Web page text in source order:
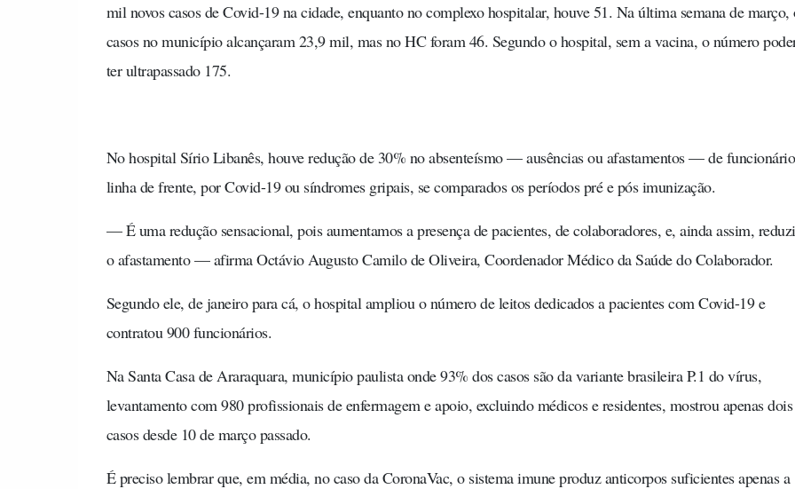
mil novos casos de Covid-19 na cidade, enquanto no complexo hospitalar, houve 51. Na última semana de março,
casos no município alcançaram 23,9 mil, mas no HC foram 46. Segundo o hospital, sem a vacina, o número
ter ultrapassado 175.
No hospital Sírio Libanês, houve redução de 30% no absenteísmo — ausências ou afastamentos — de
linha de frente, por Covid-19 ou síndromes gripais, se comparados os períodos pré e pós imunização.
— É uma redução sensacional, pois aumentamos a presença de pacientes, de colaboradores, e, ainda assim,
o afastamento — afirma Octávio Augusto Camilo de Oliveira, Coordenador Médico da Saúde do Colaborador.
Segundo ele, de janeiro para cá, o hospital ampliou o número de leitos dedicados a pacientes com Covid-19 e
contratou 900 funcionários.
Na Santa Casa de Araraquara, município paulista onde 93% dos casos são da variante brasileira P.1 do vírus,
levantamento com 980 profissionais de enfermagem e apoio, excluindo médicos e residentes, mostrou apenas dois
casos desde 10 de março passado.
É preciso lembrar que, em média, no caso da CoronaVac, o sistema imune produz anticorpos suficientes apenas a